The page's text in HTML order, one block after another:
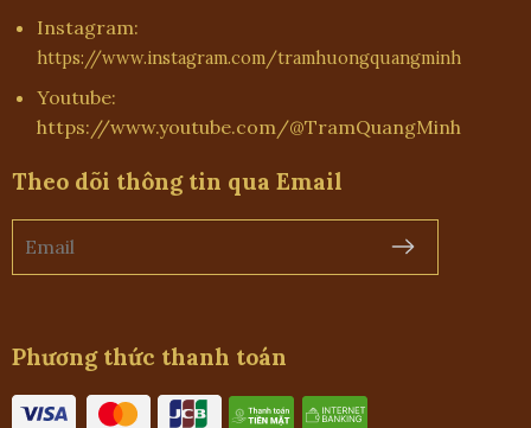
Instagram:
https://www.instagram.com/tramhuongquangminh
Youtube:
https://www.youtube.com/@TramQuangMinh
Theo dõi thông tin qua Email
Phương thức thanh toán